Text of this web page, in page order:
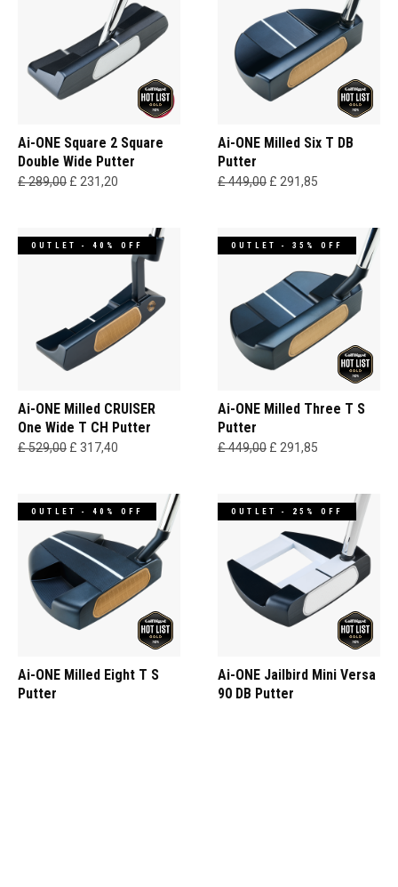
Ai-ONE Square 2 Square
Double Wide Putter
£ 289,00 £ 231,20
Ai-ONE Milled Six T DB
Putter
£ 449,00 £ 291,85
OUTLET - 40% OFF
Ai-ONE Milled CRUISER
One Wide T CH Putter
£ 529,00 £ 317,40
OUTLET - 35% OFF
Ai-ONE Milled Three T S
Putter
£ 449,00 £ 291,85
OUTLET - 40% OFF
Ai-ONE Milled Eight T S
Putter
OUTLET - 25% OFF
Ai-ONE Jailbird Mini Versa
90 DB Putter